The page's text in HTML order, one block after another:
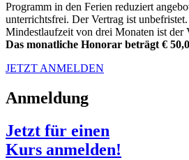
Programm in den Ferien reduziert
unterrichtsfrei. Der Vertrag ist
Mindestlaufzeit von drei Monaten ist der
Das monatliche Honorar beträgt €
JETZT ANMELDEN
Anmeldung
Jetzt für einen
Kurs anmelden!